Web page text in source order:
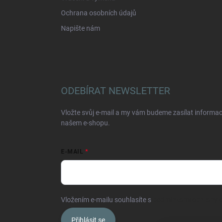
Ochrana osobních údajů
Napište nám
ODEBÍRAT NEWSLETTER
Vložte svůj e-mail a my vám budeme zasílat
našem e-shopu.
E-MAIL
Vložením e-mailu souhlasíte s
Přihlásit se